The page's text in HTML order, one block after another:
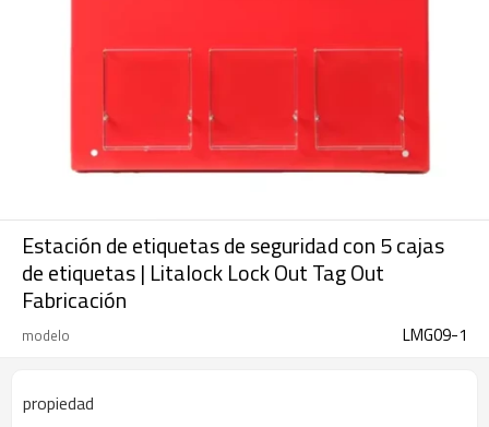
Estación de etiquetas de seguridad con 5 cajas
de etiquetas | Litalock Lock Out Tag Out
Fabricación
modelo LMG09-1
propiedad